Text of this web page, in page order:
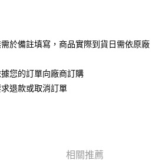
預購月份建議分開結帳，避免整筆訂單等
含以上)免運費
湖/金門/馬祖)(🔺不同預購月份建議分開
)
於備註填寫，商品實際到貨日需依原廠
您的訂單向廠商訂購
退款或取消訂單
相關推薦